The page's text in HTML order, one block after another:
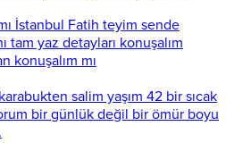
İstanbul Fatih teyim sende
tam yaz detayları konuşalım
konuşalım mı
salim yaşım 42 bir sıcak
bir günlük değil bir ömür boyu